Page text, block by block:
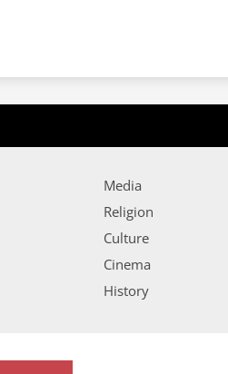
Media
Religion
Culture
Cinema
History